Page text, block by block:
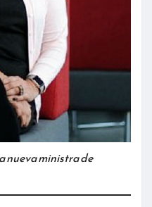
nueva ministra de